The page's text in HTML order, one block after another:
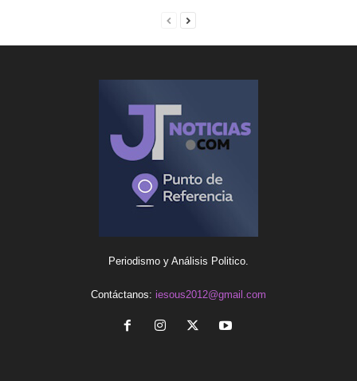
Periodismo y Análisis Politico.
Contáctanos: iesous2012@gmail.com